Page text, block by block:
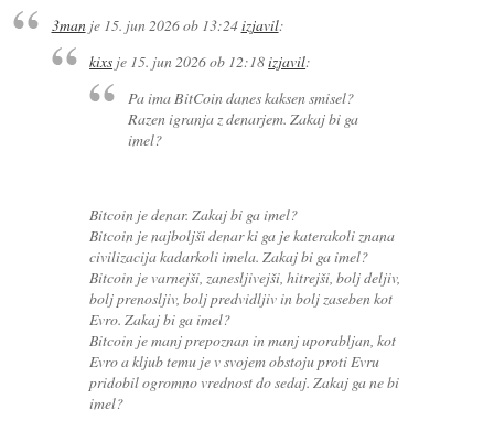
3manje 15. jun 2026 ob 13:24izjavil:
kixs je 15. jun 2026 ob 12:18izjavil:
Pa ima BitCoin danes kaksen smisel?
Razen igranja z denarjem. Zakaj bi ga
imel?
Bitcoin je denar. Zakaj bi ga imel?
Bitcoin je najboljši denar ki ga je katerakoli znana
civilizacija kadarkoli imela. Zakaj bi ga imel?
Bitcoin je varnejši, zanesljivejši, hitrejši, bolj deljiv,
bolj prenosljiv, bolj predvidljiv in bolj zaseben kot
Evro. Zakaj bi ga imel?
Bitcoin je manj prepoznan in manj uporabljan, kot
Evro a kljub temu je v svojem obstoju proti Evru
pridobil ogromno vrednost do sedaj. Zakaj ga ne bi
imel?